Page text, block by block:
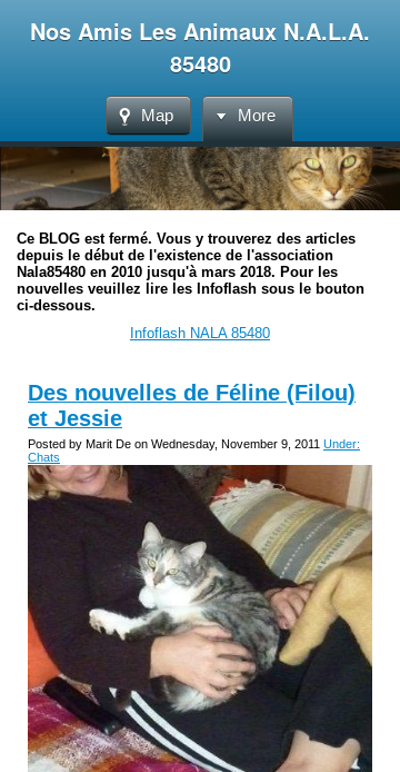
Nos Amis Les Animaux N.A.L.A.
85480
Map More
Ce BLOG est fermé. Vous y trouverez des articles
depuis le début de l'existence de l'association
Nala85480 en 2010 jusqu'à mars 2018. Pour les
nouvelles veuillez lire les Infoflash sous le bouton
ci-dessous.
Infoflash NALA 85480
Des nouvelles de Féline (Filou)
et Jessie
Posted by Marit De on Wednesday, November 9, 2011 Under:
Chats